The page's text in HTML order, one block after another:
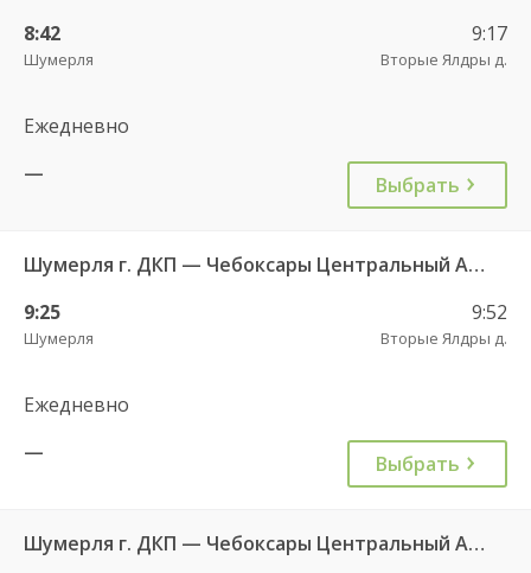
8:42
Шумерля
9:17
Вторые Ялдры д.
Ежедневно
—
Выбрать
Шумерля г. ДКП — Чебоксары Центральный АВ 532
9:25
Шумерля
9:52
Вторые Ялдры д.
Ежедневно
—
Выбрать
Шумерля г. ДКП — Чебоксары Центральный АВ 532